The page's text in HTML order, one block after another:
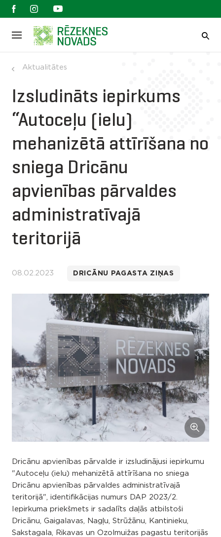
Aktualitātes
Izsludināts iepirkums
“Autoceļu (ielu)
mehanizētā attīrīšana no
sniega Dricānu
apvienības pārvaldes
administratīvajā
teritorijā
08.02.2023 DRICĀNU PAGASTA ZIŅAS
Dricānu apvienības pārvalde ir izsludinājusi iepirkumu
"Autoceļu (ielu) mehanizētā attīrīšana no sniega
Dricānu apvienības pārvaldes administratīvajā
teritorijā", identifikācijas numurs DAP 2023/2.
Iepirkuma priekšmets ir sadalīts daļās atbilstoši
Dricānu, Gaigalavas, Nagļu, Strūžānu, Kantinieku,
Sakstagala, Rikavas un Ozolmuižas pagastu teritorijās